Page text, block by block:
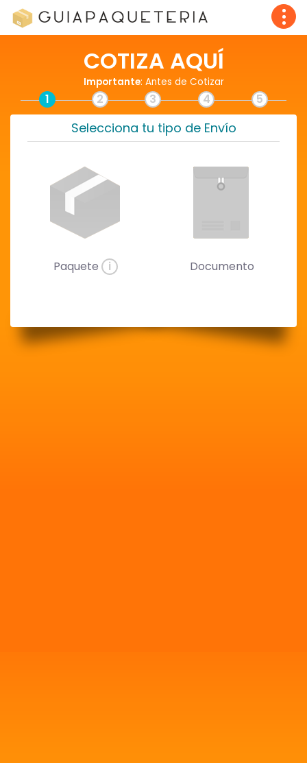
COTIZA AQUÍ
Importante: Antes de Cotizar
1 2 3 4 5
Selecciona tu tipo de Envío
Paquete i Documento